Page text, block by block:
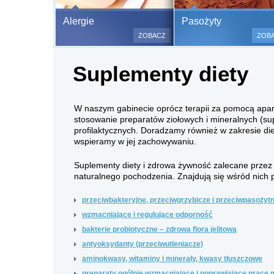
Alergie
Bezbolesne
500
odczulające.
(bez
bardzo ważne
ZOBACZ
Pasożyty
Suplementy diety
W naszym gabinecie oprócz terapii za pomocą
stosowanie preparatów ziołowych i mineralnych
profilaktycznych. Doradzamy również w zakresie
wspieramy w jej zachowywaniu.
Suplementy diety i zdrowa żywność zalecane
naturalnego pochodzenia. Znajdują się wśród nich
przeciwbakteryjne, przeciwgrzybicze i
wzmacniające i regulujące odporność
bakterie probiotyczne – zdrowa flora jelitowa
antyoksydanty (przeciwutleniacze)
aminokwasy, witaminy i minerały, kwasy tłuszczowe